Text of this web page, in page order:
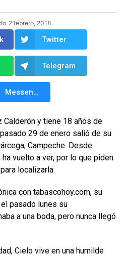
2 febrero, 2018
Twitter
Telegram
Messenger
Calderón y tiene 18 años de
29 de enero salió de su
Campeche. Desde
vuelto a ver, por lo que piden
localizarla.
con tabascohoy.com, su
pasado lunes su
a una boda, pero nunca llegó
Cielo vive en una humilde